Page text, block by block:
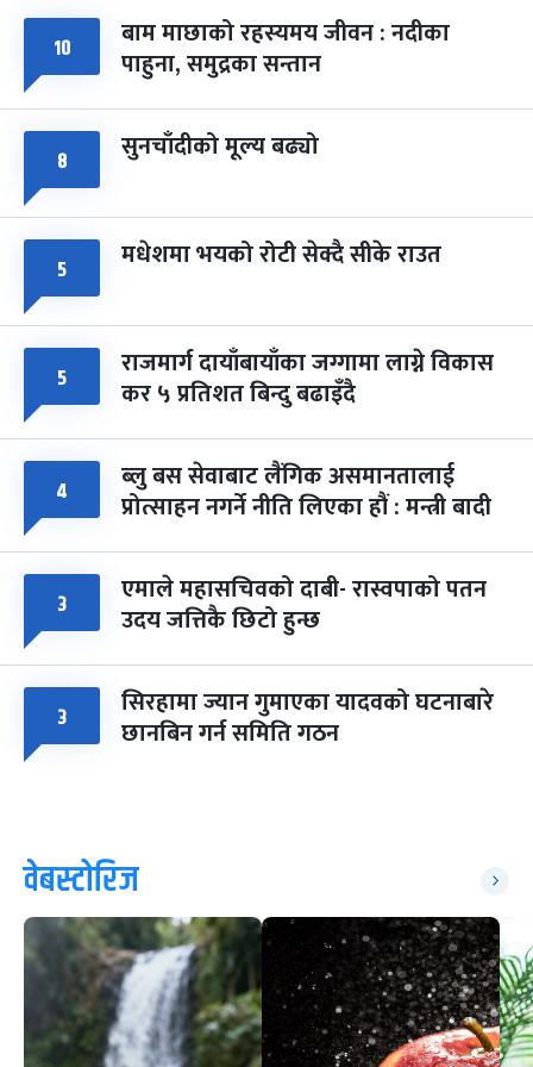
८ फागुपूर्णिमा
चैत्र ८, २०८३-Mar 22, 2027
७ महिना बाँकी
१० बाम माछाको रहस्यमय जीवन : नदीका
पाहुना, समुद्रका सन्तान
८ सुनचाँदीको मूल्य बढ्यो
५ मधेशमा भयको रोटी सेक्दै सीके राउत
५ राजमार्ग दायाँबायाँका जग्गामा लाग्ने विकास
कर ५ प्रतिशत बिन्दु बढाइँदै
४ ब्लु बस सेवाबाट लैंगिक असमानतालाई
प्रोत्साहन नगर्ने नीति लिएका हौं : मन्त्री बादी
३ एमाले महासचिवको दाबी- रास्वपाको पतन
उदय जत्तिकै छिटो हुन्छ
३ सिरहामा ज्यान गुमाएका यादवको घटनाबारे
छानबिन गर्न समिति गठन
वेबस्टोरिज